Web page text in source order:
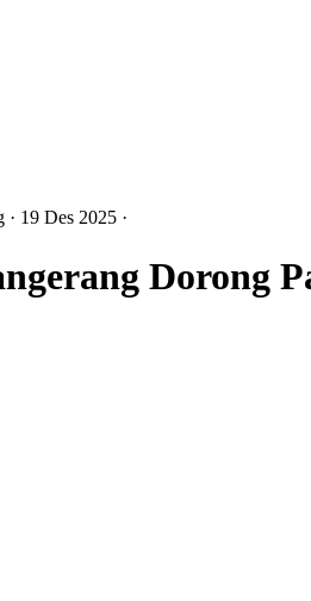
· 19 Des 2025 ·
Dorong